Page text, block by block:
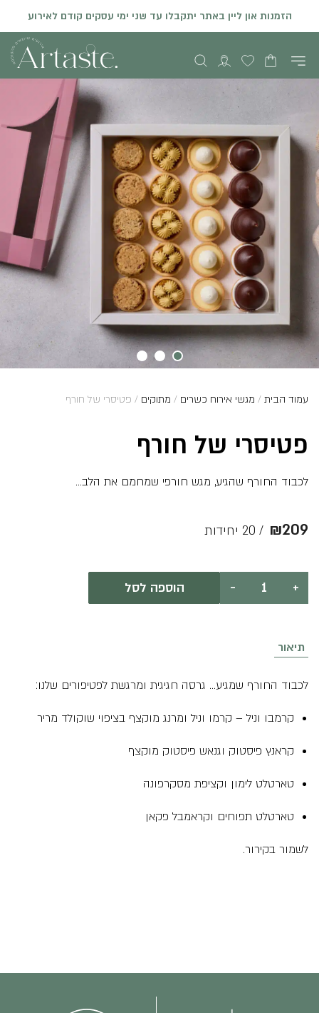
הזמנות און ליין באתר יתקבלו עד שני ימי עסקים קודם לאירוע
עמוד הבית / מגשי אירוח כשרים / מתוקים / פטיסרי של חורף
פטיסרי של חורף
לכבוד החורף שהגיע, מגש חורפי שמחמם את הלב…
/ 20 יחידות ₪209
-
כמות
פטיסרי
+ הוספה לסל
תיאור
לכבוד החורף שמגיע… גרסה חגיגית ומרגשת לפטיפורים שלנו:
קרמבו וניל – קרמו וניל ומרנג מוקצף בציפוי שוקולד מריר
קראנץ פיסטוק וגנאש פיסטוק מוקצף
טארטלט לימון וקציפת מסקרפונה
טארטלט תפוחים וקראמבל פקאן
לשמור בקירור.